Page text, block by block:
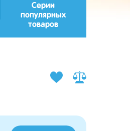
Серии
популярных
товаров